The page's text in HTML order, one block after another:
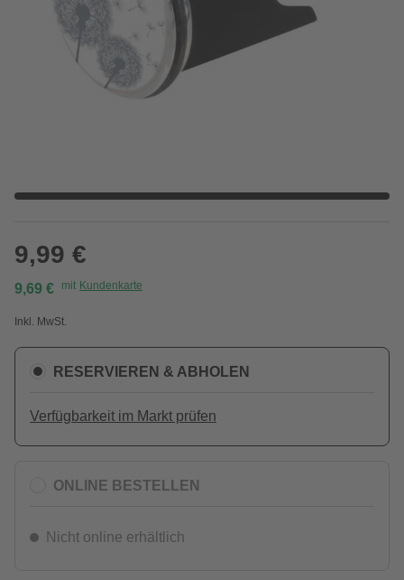
9,99 €
9,69 € mit Kundenkarte
Inkl. MwSt.
RESERVIEREN & ABHOLEN
Verfügbarkeit im Markt prüfen
ONLINE BESTELLEN
Nicht online erhältlich